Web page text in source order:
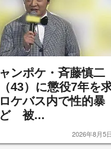
ンポケ・斉藤慎二
43）に懲役7年を
ケバス内で性的暴
被...
2026年8月5日